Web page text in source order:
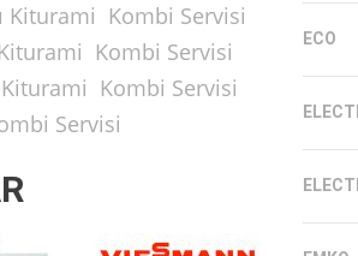
Kiturami Kombi Servisi
Kombi Servisi
Kombi Servisi
Servisi
ECO